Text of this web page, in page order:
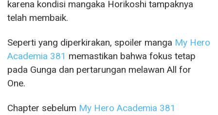
karena kondisi mangaka Horikoshi tampaknya
telah membaik.
Seperti yang diperkirakan, spoiler manga My Hero
Academia 381 memastikan bahwa fokus tetap
pada Gunga dan pertarungan melawan All for
One.
Chapter sebelum My Hero Academia 381